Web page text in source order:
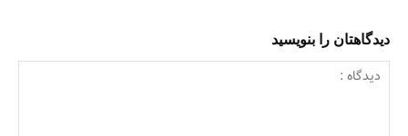
دیدگاهتان را بنویسید